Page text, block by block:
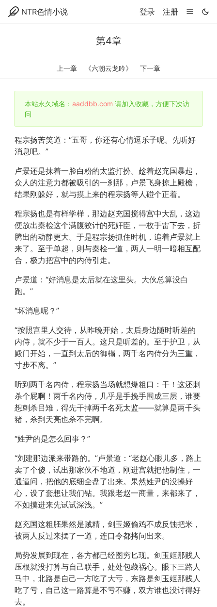
NTR色情小说 登录 注册
第4章
上一章 《六朝云龙吟》 下一章
本站永久域名： aaddbb.com 请加入收藏，方便下次访
问
程宗扬苦笑道：“五哥，你还有心情逗乐子呢。先听好
消息吧。”
卢景还是抹着一脸白粉的太监打扮。趁着赵充国暴起，
众人的注意力都被吸引的一刹那，卢景飞身掠上殿檐，
结果刚躲好，就与摸上来的程宗扬等人碰个正着。
程宗扬也是有样学样，那边赵充国搅得宫中大乱，这边
便放出秦桧这个满腹狡计的死奸臣，一枚手雷下去，折
腾出的动静更大。于是程宗扬抓住时机，追着卢景就上
来了。至于单超，则与秦桧一道，两人一明一暗相互配
合，极力把宫中的内侍引走。
卢景道：“好消息是太后就在这里头。大伙总算没白
跑。”
“坏消息呢？”
“按照宫里人交待，从昨晚开始，太后身边随时听差的
内侍，就不少于一百人。这只是听差的。至于护卫，从
殿门开始，一直到太后的御榻，两千名内侍分为三重，
寸步不离。”
听到两千名内侍，程宗扬当场就想爆粗口：干！这还刺
杀个屁啊！两千名内侍，几乎是手挽手围成三层，谁要
想刺杀吕雉，得先干掉两千名死太监——就算是两千头
猪，杀到天亮也杀不完啊。
“姓尹的是怎么回事？”
“刘建那边派来带路的。”卢景道：“老赵心眼儿多，路上
卖了个傻，试出那家伙不地道，刚进宫就把他制住，一
通逼问，把他的底细全盘了出来。果然姓尹的没操好
心，设了套想让我们钻。我跟老赵一商量，来都来了，
不如摸进来先试试深浅。”
赵充国这粗胚果然是贼精，剑玉姬偷鸡不成反蚀把米，
被两人反过来摆了一道，连口令都拷问出来。
局势发展到现在，各方都已经图穷匕现。剑玉姬那贱人
压根就没打算与自己联手，处处包藏祸心。眼下三路人
马中，北路是自己一方吃了大亏，东路是剑玉姬那贱人
吃了亏，自己这一路算是不亏不赚，双方谁也没讨得好
去。